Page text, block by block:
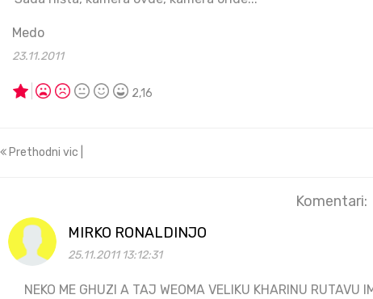
Medo
23.11.2011
2,16
Prethodni vic |
Komentari:
MIRKO RONALDINJO
25.11.2011 13:12:31
NEKO ME GHUZI A TAJ WEOMA VELIKU KHARINU RUTAVU